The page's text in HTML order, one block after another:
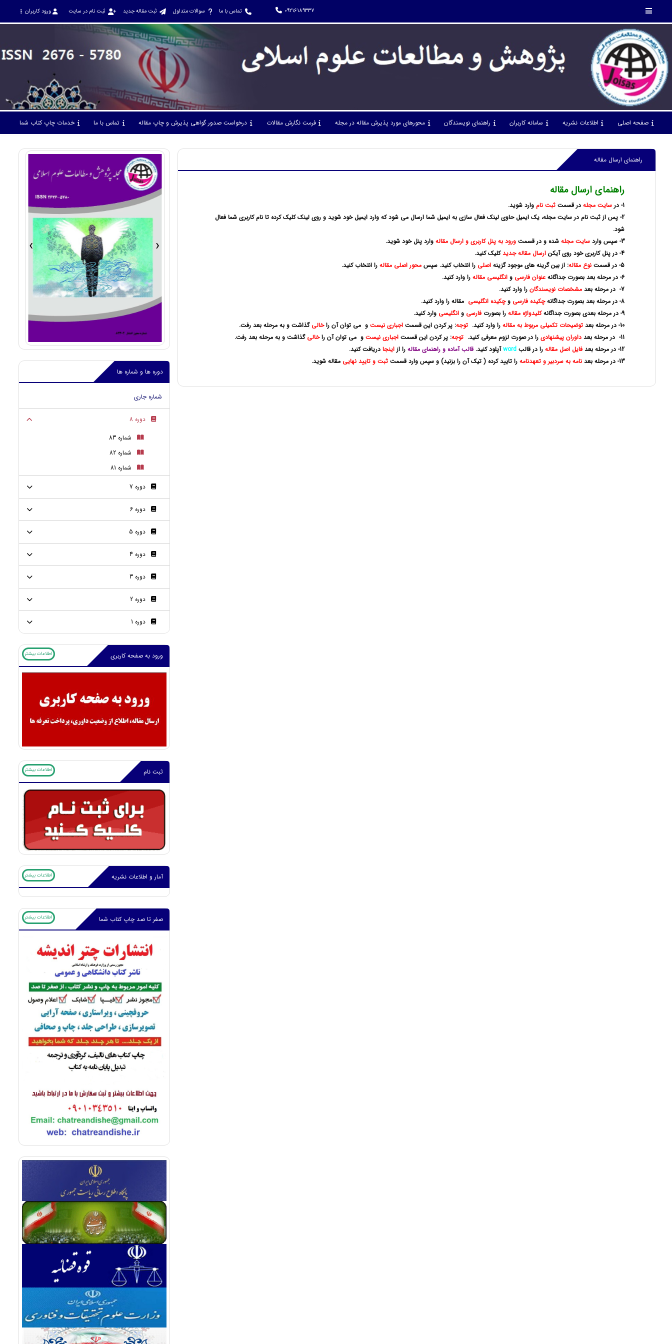
09216189337 تماس با ما سوالات متداول ثبت مقاله جدید ثبت نام در سایت ورود کاربران
صفحه اصلی اطلاعات نشریه سامانه کاربران راهنمای نویسندگان محورهای مورد پذیرش مقاله در مجله فرمت نگارش مقالات درخواست صدور گواهی پذیرش و چاپ مقاله تماس با ما خدمات چاپ کتاب شما
راهنمای ارسال مقاله
راهنمای ارسال مقاله
1- در سایت مجله در قسمتثبت نام وارد شوید.
2- پس از ثبت نام در سایت مجله، یک ایمیل حاوی لینک فعال سازی به ایمیل شما ارسال می شود که وارد ایمیل خود شوید و روی لینک کلیک کرده تا نام کاربری شما فعال
شود.
3- سپس وارد
سایت مجله شده و در قسمتورود به پنل کاربری و ارسال مقاله وارد پنل خود شوید.
4- در پنل کاربری خود روی آیکن
ارسال مقاله جدیدکلیک کنید.
5- در قسمت
نوع مقاله: از بین گرینه های موجود گزینهاصلی را انتخاب کنید. سپسمحور اصلی مقاله را انتخاب کنید.
6- در مرحله بعد بصورت جداگانه
عنوان فارسی وانگلیسی مقاله را وارد کنید.
7- در مرحله بعد
مشخصات نویسندگان را وارد کنید.
8- در مرحله بعد بصورت جداگانه
چکیده فارسی وچکیده انگلیسی مقاله را وارد کنید.
9- در مرحله بعدی بصورت جداگانه
کلیدواژه مقاله را بصورتفارسی وانگلیسی وارد کنید.
10- در مرحله بعد
توضیحات تکمیلی مربوط به مقاله را وارد کنید.توجه: پر کردن این قسمتاجباری نیست و می توان آن راخالی گذاشت و به مرحله بعد رفت.
11- در مرحله بعد
داوران پیشنهادی را در صورت لزوم معرفی کنید.توجه: پر کردن این قسمتاجباری نیست و می توان آن راخالی گذاشت و به مرحله بعد رفت.
12- در مرحله بعد
فایل اصل مقاله را در قالبwordآپلود کنید.قالب آماده و راهنمای مقاله را ازاینجا دریافت کنید.
13- در مرحله بعد
نامه به سردبیر و تعهدنامه را تایید کرده ( تیک آن را بزنید) و سپس وارد قسمتثبت و تایید نهایی مقاله شوید.
› ‹
دوره ها و شماره ها
شماره جاری
دوره 8
شماره 83
شماره 82
شماره 81
دوره 7
دوره 6
دوره 5
دوره 4
دوره 3
دوره 2
دوره 1
ورود به صفحه کاربری اطلاعات بیشتر
ثبت نام اطلاعات بیشتر
آمار و اطلاعات نشریه اطلاعات بیشتر
صفر تا صد چاپ کتاب شما اطلاعات بیشتر